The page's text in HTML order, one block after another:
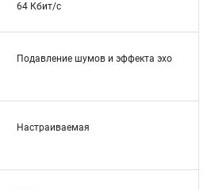
64 Кбит/с
Подавление шумов и эффекта эхо
Настраиваемая